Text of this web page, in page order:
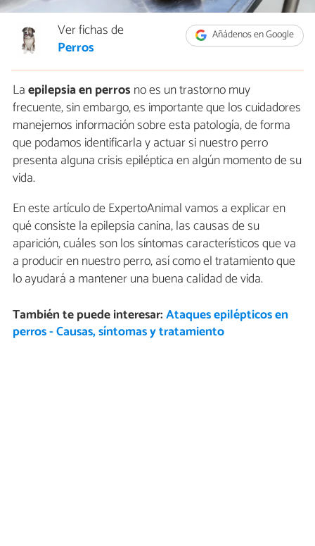
Añádenos en Google
Ver fichas de
Perros
Laepilepsia en perros no es un trastorno muy
frecuente, sin embargo, es importante que los cuidadores
manejemos información sobre esta patología, de forma
que podamos identificarla y actuar si nuestro perro
presenta alguna crisis epiléptica en algún momento de su
vida.
En este artículo de ExpertoAnimal vamos a explicar en
qué consiste la epilepsia canina, las causas de su
aparición, cuáles son los síntomas característicos que va
a producir en nuestro perro, así como el tratamiento que
lo ayudará a mantener una buena calidad de vida.
También te puede interesar:Ataques epilépticos en
perros - Causas, síntomas y tratamiento